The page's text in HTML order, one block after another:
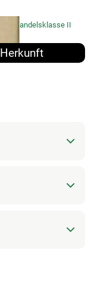
Handelsklasse II
Herkunft